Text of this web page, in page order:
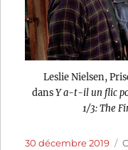
Leslie Nielsen,
dansY a-t-il un flic
1/3: The
Publié
30 décembre 2019